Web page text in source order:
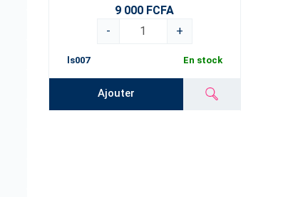
9 000 FCFA
-
+
ls007 En stock
Ajouter